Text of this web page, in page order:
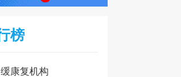
榜
康复机构